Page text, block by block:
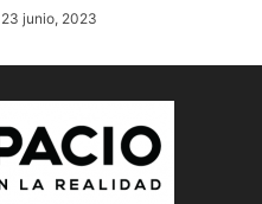
23 junio, 2023